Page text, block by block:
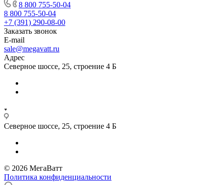
8 800 755-50-04
8 800 755-50-04
+7 (391) 290-08-00
Заказать звонок
E-mail
sale@megavatt.ru
Адрес
Северное шоссе, 25, строение 4 Б
Северное шоссе, 25, строение 4 Б
© 2026 МегаВатт
Политика конфиденциальности